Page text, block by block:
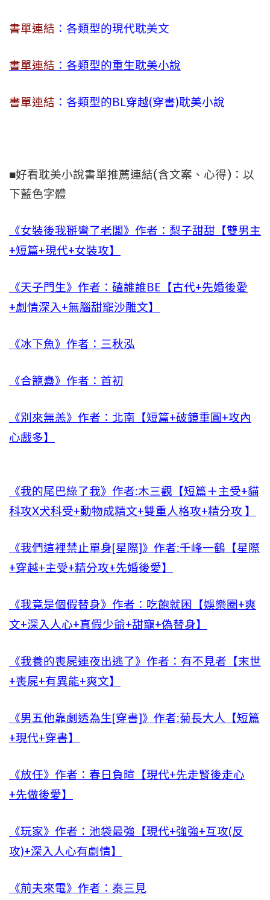
書單連結 ：各類型的現代耽美文
書單連結 ：各類型的重生耽美小說
書單連結 ：各類型的BL穿越(穿書)耽美小說
■好看耽美小說書單推薦連結(含文案、心得)：以
下藍色字體
《女裝後我掰彎了老闆》作者：梨子甜甜【雙男主
+短篇+現代+女裝攻】
《天子門生》作者：磕誰誰BE【古代+先婚後愛
+劇情深入+無腦甜寵沙雕文】
《冰下魚》作者：三秋泓
《合籠蠱》作者：首初
《別來無恙》作者：北南【短篇+破鏡重圓+攻內
心戲多】
《我的尾巴綠了我》作者:木三觀【短篇＋主受+貓
科攻X犬科受+動物成精文+雙重人格攻+精分攻 】
《我們這裡禁止單身[星際]》作者:千峰一鶴【星際
+穿越+主受+精分攻+先婚後愛】
《我竟是個假替身》作者：吃飽就困【娛樂圈+爽
文+深入人心+真假少爺+甜寵+偽替身】
《我養的喪屍連夜出逃了》作者：有不見者【末世
+喪屍+有異能+爽文】
《男五他靠劇透為生[穿書]》作者:菊長大人【短篇
+現代+穿書】
《放任》作者：春日負暄【現代+先走腎後走心
+先做後愛】
《玩家》作者：池袋最強【現代+強強+互攻(反
攻)+深入人心有劇情】
《前夫來電》作者：秦三見